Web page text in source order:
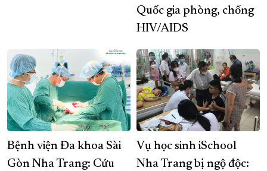
Quốc gia phòng, chống
HIV/AIDS
Bệnh viện Đa khoa Sài
Gòn Nha Trang: Cứu
Vụ học sinh iSchool
Nha Trang bị ngộ độc: